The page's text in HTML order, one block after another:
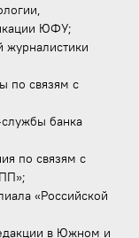
ЮФУ;
по связям с
банка
по связям с
«Российской
в Южном и